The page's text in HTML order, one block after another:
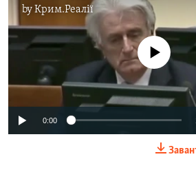
byКрим.Реалії
No media source
0:00